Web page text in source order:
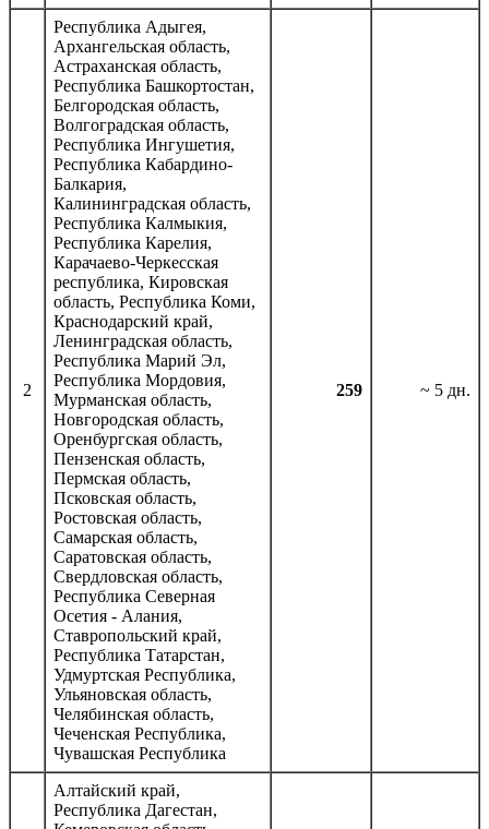
2
Республика Адыгея,
Архангельская область,
Астраханская область,
Республика Башкортостан,
Белгородская область,
Волгоградская область,
Республика Ингушетия,
Республика Кабардино-
Балкария,
Калининградская область,
Республика Калмыкия,
Республика Карелия,
Карачаево-Черкесская
республика, Кировская
область, Республика Коми,
Краснодарский край,
Ленинградская область,
Республика Марий Эл,
Республика Мордовия,
Мурманская область,
Новгородская область,
Оренбургская область,
Пензенская область,
Пермская область,
Псковская область,
Ростовская область,
Самарская область,
Саратовская область,
Свердловская область,
Республика Северная
Осетия - Алания,
Ставропольский край,
Республика Татарстан,
Удмуртская Республика,
Ульяновская область,
Челябинская область,
Чеченская Республика,
Чувашская Республика
259 ~ 5 дн.
Алтайский край,
Республика Дагестан,